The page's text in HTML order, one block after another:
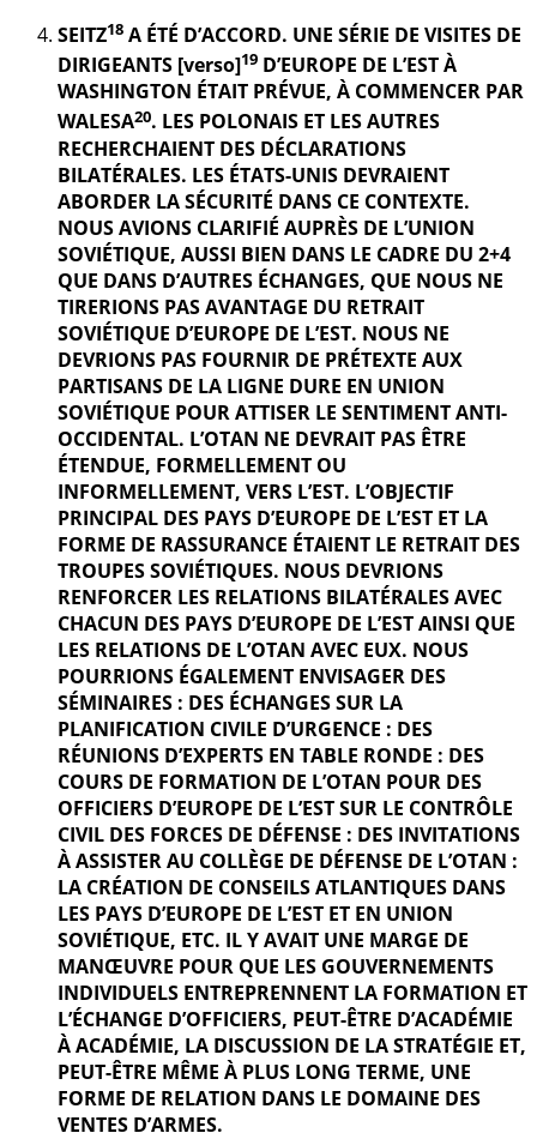
SEITZ18 A ÉTÉ D’ACCORD. UNE SÉRIE DE VISITES DE
DIRIGEANTS [verso]19 D’EUROPE DE L’EST À
WASHINGTON ÉTAIT PRÉVUE, À COMMENCER PAR
WALESA20. LES POLONAIS ET LES AUTRES
RECHERCHAIENT DES DÉCLARATIONS
BILATÉRALES. LES ÉTATS-UNIS DEVRAIENT
ABORDER LA SÉCURITÉ DANS CE CONTEXTE.
NOUS AVIONS CLARIFIÉ AUPRÈS DE L’UNION
SOVIÉTIQUE, AUSSI BIEN DANS LE CADRE DU 2+4
QUE DANS D’AUTRES ÉCHANGES, QUE NOUS NE
TIRERIONS PAS AVANTAGE DU RETRAIT
SOVIÉTIQUE D’EUROPE DE L’EST. NOUS NE
DEVRIONS PAS FOURNIR DE PRÉTEXTE AUX
PARTISANS DE LA LIGNE DURE EN UNION
SOVIÉTIQUE POUR ATTISER LE SENTIMENT ANTI-
OCCIDENTAL. L’OTAN NE DEVRAIT PAS ÊTRE
ÉTENDUE, FORMELLEMENT OU
INFORMELLEMENT, VERS L’EST. L’OBJECTIF
PRINCIPAL DES PAYS D’EUROPE DE L’EST ET LA
FORME DE RASSURANCE ÉTAIENT LE RETRAIT DES
TROUPES SOVIÉTIQUES. NOUS DEVRIONS
RENFORCER LES RELATIONS BILATÉRALES AVEC
CHACUN DES PAYS D’EUROPE DE L’EST AINSI QUE
LES RELATIONS DE L’OTAN AVEC EUX. NOUS
POURRIONS ÉGALEMENT ENVISAGER DES
SÉMINAIRES : DES ÉCHANGES SUR LA
PLANIFICATION CIVILE D’URGENCE : DES
RÉUNIONS D’EXPERTS EN TABLE RONDE : DES
COURS DE FORMATION DE L’OTAN POUR DES
OFFICIERS D’EUROPE DE L’EST SUR LE CONTRÔLE
CIVIL DES FORCES DE DÉFENSE : DES INVITATIONS
À ASSISTER AU COLLÈGE DE DÉFENSE DE L’OTAN :
LA CRÉATION DE CONSEILS ATLANTIQUES DANS
LES PAYS D’EUROPE DE L’EST ET EN UNION
SOVIÉTIQUE, ETC. IL Y AVAIT UNE MARGE DE
MANŒUVRE POUR QUE LES GOUVERNEMENTS
INDIVIDUELS ENTREPRENNENT LA FORMATION ET
L’ÉCHANGE D’OFFICIERS, PEUT-ÊTRE D’ACADÉMIE
À ACADÉMIE, LA DISCUSSION DE LA STRATÉGIE ET,
PEUT-ÊTRE MÊME À PLUS LONG TERME, UNE
FORME DE RELATION DANS LE DOMAINE DES
VENTES D’ARMES.